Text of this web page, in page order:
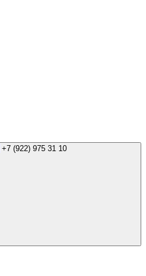
+7 (922) 975 31 10